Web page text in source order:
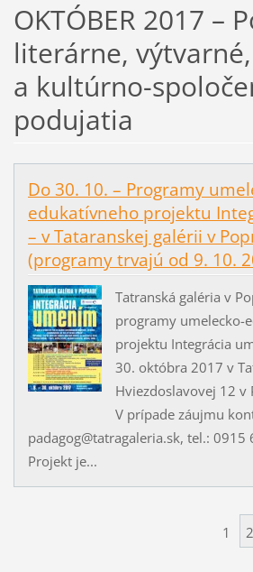
OKTÓBER 2017 –
literárne,
a kultúrno-
podujatia
Do 30. 10. – Programy
edukatívneho projektu
– v Tataranskej galérii v
(programy trvajú od 9. 10.
Tatranská galéria v
programy umelecko-
projektu Integrácia
30. októbra 2017 v
Hviezdoslavovej 12
V prípade záujmu
padagog@tatragaleria.sk, tel.:
Projekt je...
1 2